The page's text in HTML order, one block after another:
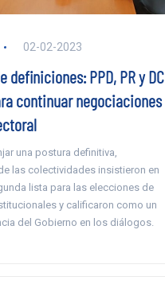
02-02-2023
definiciones: PPD, PR y DC
continuar negociaciones
una postura definitiva,
las colectividades insistieron en
lista para las elecciones de
y calificaron como un
del Gobierno en los diálogos.